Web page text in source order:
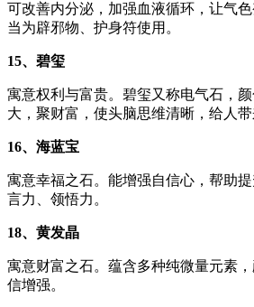
可改善内分泌，加强血液循环，让气
当为辟邪物、护身符使用。
15、碧玺
寓意权利与富贵。碧玺又称电气石，
大，聚财富，使头脑思维清晰，给人带
16、海蓝宝
寓意幸福之石。能增强自信心，帮助
言力、领悟力。
18、黄发晶
寓意财富之石。蕴含多种纯微量元素
信增强。